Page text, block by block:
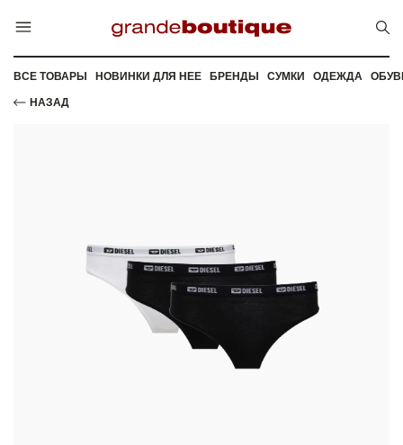
ВСЕ ТОВАРЫ НОВИНКИ ДЛЯ НЕЕ БРЕНДЫ СУМКИ ОДЕЖДА
НАЗАД